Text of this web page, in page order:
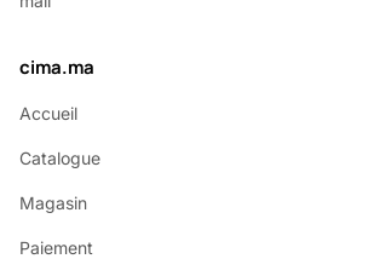
cima.ma
Accueil
Catalogue
Magasin
Paiement